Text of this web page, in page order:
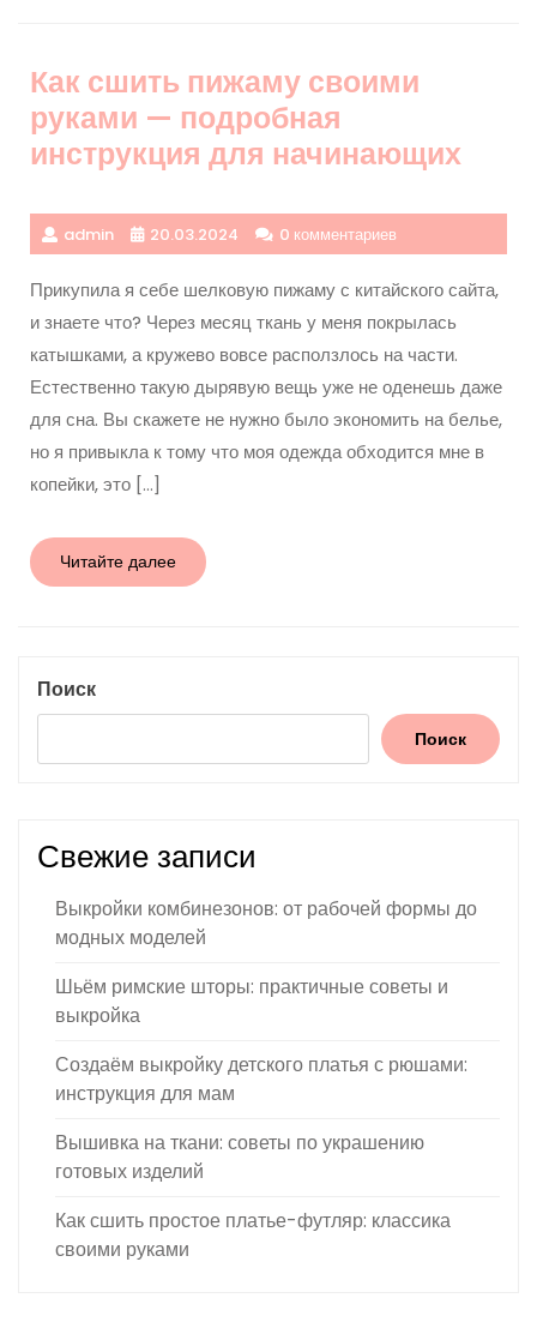
Как сшить пижаму своими
руками — подробная
инструкция для начинающих
admin 20.03.2024 0 комментариев
Прикупила я себе шелковую пижаму с китайского сайта,
и знаете что? Через месяц ткань у меня покрылась
катышками, а кружево вовсе расползлось на части.
Естественно такую дырявую вещь уже не оденешь даже
для сна. Вы скажете не нужно было экономить на белье,
но я привыкла к тому что моя одежда обходится мне в
копейки, это […]
Читайте далееЧитайте
далее
Поиск
Поиск
Свежие записи
Выкройки комбинезонов: от рабочей формы до
модных моделей
Шьём римские шторы: практичные советы и
выкройка
Создаём выкройку детского платья с рюшами:
инструкция для мам
Вышивка на ткани: советы по украшению
готовых изделий
Как сшить простое платье-футляр: классика
своими руками